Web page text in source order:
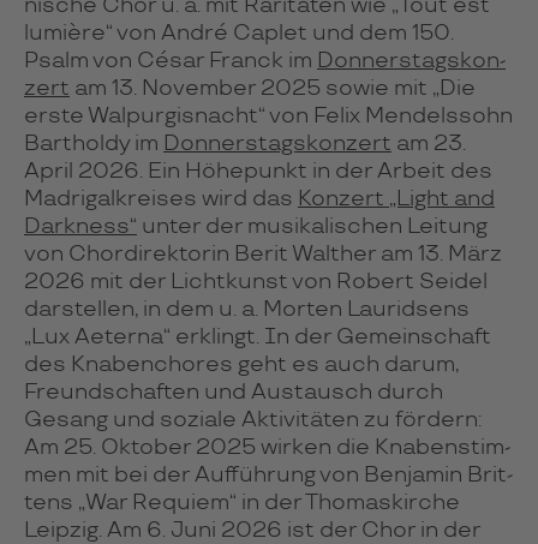
ni­sche Chor u. a. mit Rari­tä­ten wie „Tout est
lumière“ von André Cap­let und dem 150.
Psalm von César Franck im Don­ners­tags­kon­
zert am 13. No­vem­ber 2025 sowie mit „Die
erste Wal­pur­gis­nacht“ von Felix Men­dels­sohn
Bar­tholdy im Don­ners­tags­kon­zert am 23.
April 2026. Ein Höhe­punkt in der Arbeit des
Madri­gal­krei­ses wird das Kon­zert „Light and
Dark­ness“ unter der musi­ka­li­schen Lei­tung
von Chor­di­rek­to­rin Berit Wal­ther am 13. März
2026 mit der Licht­kunst von Robert Sei­del
dar­stel­len, in dem u. a. Mor­ten Lau­rid­sens
„Lux Aete­rna“ erklingt. In der Ge­mein­schaft
des Kna­ben­cho­res geht es auch darum,
Freund­schaf­ten und Aus­tausch durch
Gesang und soziale Akti­vi­tä­ten zu för­dern:
Am 25. Okto­ber 2025 wir­ken die Kna­ben­stim­
men mit bei der Aufführung von Ben­ja­min Brit­
tens „War Requiem“ in der Tho­mas­kir­che
Leip­zig. Am 6. Juni 2026 ist der Chor in der